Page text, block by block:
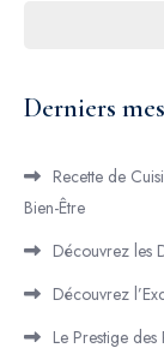
Derniers
Recette de
Bien-Être
Découvrez les
Découvrez
Le Prestige